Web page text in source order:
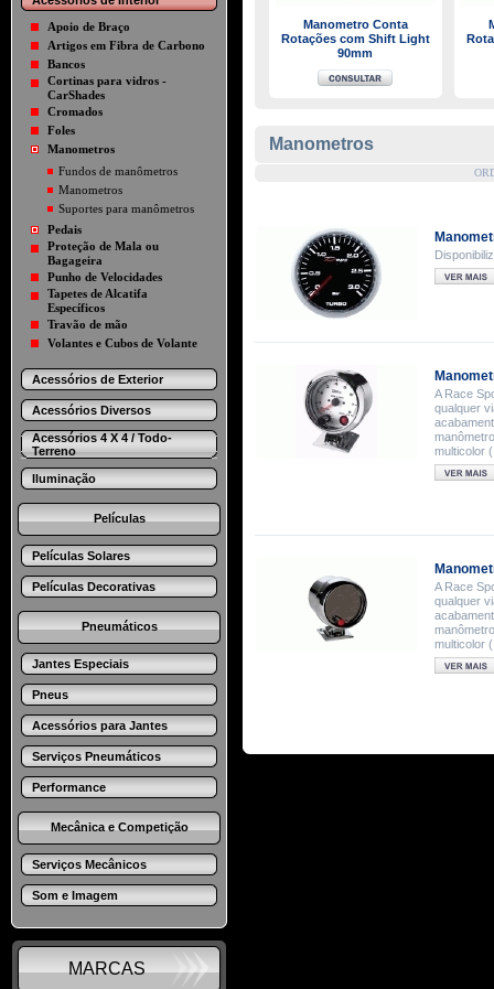
Apoio de Braço
Artigos em Fibra de Carbono
Bancos
Cortinas para vidros -
CarShades
Cromados
Foles
Manometros
Fundos de manômetros
Manometros
Suportes para manômetros
Pedais
Proteção de Mala ou
Bagageira
Punho de Velocidades
Tapetes de Alcatifa
Específicos
Travão de mão
Volantes e Cubos de Volante
Acessórios de Exterior
Acessórios Diversos
Acessórios 4 X 4 / Todo-
Terreno
Iluminação
Películas
Películas Solares
Películas Decorativas
Pneumáticos
Jantes Especiais
Pneus
Acessórios para Jantes
Serviços Pneumáticos
Performance
Mecânica e Competição
Serviços Mecânicos
Som e Imagem
MARCAS
Manometro Conta
Rotações com Shift Light
90mm
Manometros
A Race
qualquer
multicolor
A Race
qualquer
multicolor